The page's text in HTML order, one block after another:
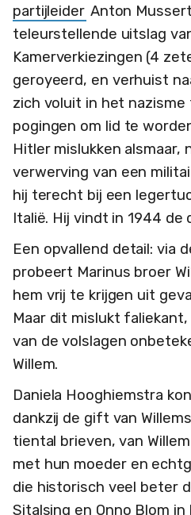
partijleider Anton
teleurstellende uitslag
Kamerverkiezingen (4
geroyeerd, en verhuist
zich voluit in het nazisme
pogingen om lid te
Hitler mislukken alsmaar,
verwerving van een
hij terecht bij een
Italië. Hij vindt in 1944 de
Een opvallend detail: via
probeert Marinus broer
hem vrij te krijgen uit
Maar dit mislukt
van de volslagen
Willem.
Daniela Hooghiemstra
dankzij de gift van
tiental brieven, van
met hun moeder en
die historisch veel beter
Sitalsing en Onno Blom